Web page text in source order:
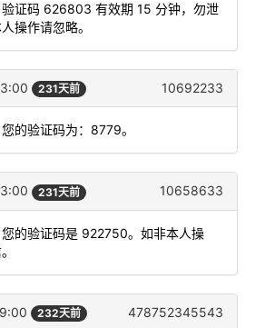
验证码 626803 有效期 15 分钟，勿泄
操作请忽略。
231天前 10692233
的验证码为：8779。
231天前 10658633
您的验证码是 922750。如非本人操
232天前 478752345543